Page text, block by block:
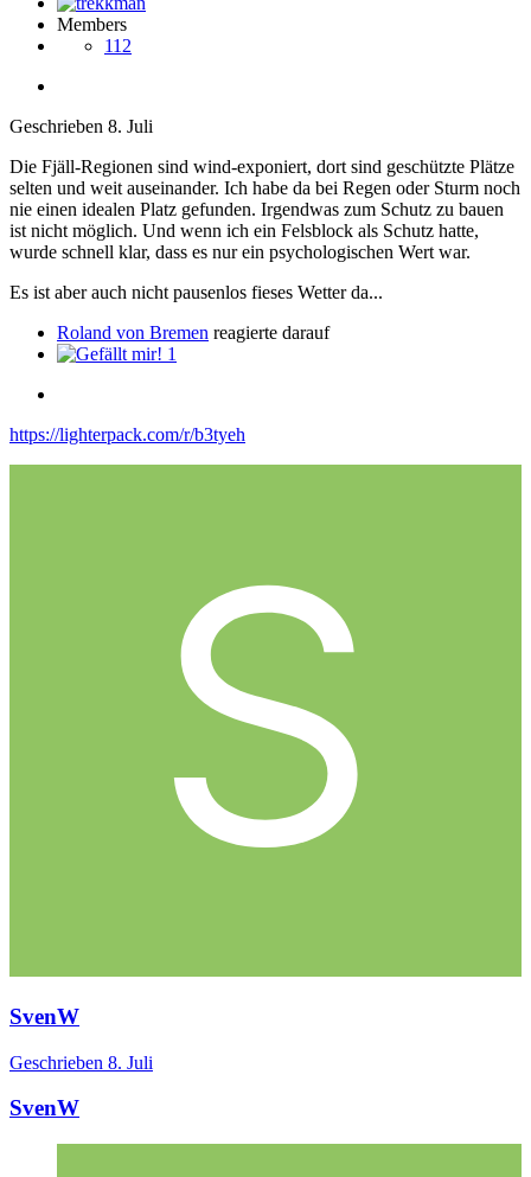
Members
112
Geschrieben 8. Juli
Die Fjäll‑Regionen sind wind-exponiert, dort sind geschützte Plätze
selten und weit auseinander. Ich habe da bei Regen oder Sturm noch
nie einen idealen Platz gefunden. Irgendwas zum Schutz zu bauen
ist nicht möglich. Und wenn ich ein Felsblock als Schutz hatte,
wurde schnell klar, dass es nur ein psychologischen Wert war.
Es ist aber auch nicht pausenlos fieses Wetter da...
Roland von Bremen reagierte darauf
1
https://lighterpack.com/r/b3tyeh
SvenW
Geschrieben 8. Juli
SvenW